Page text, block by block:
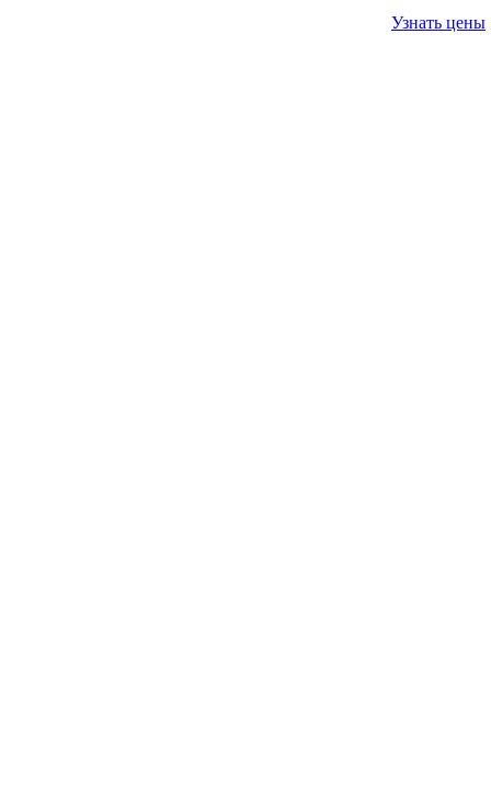
Узнать цены